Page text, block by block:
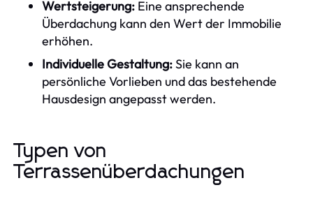
Wertsteigerung: Eine ansprechende
Überdachung kann den Wert der Immobilie
erhöhen.
Individuelle Gestaltung:Sie kann an
persönliche Vorlieben und das bestehende
Hausdesign angepasst werden.
Typen von
Terrassenüberdachungen